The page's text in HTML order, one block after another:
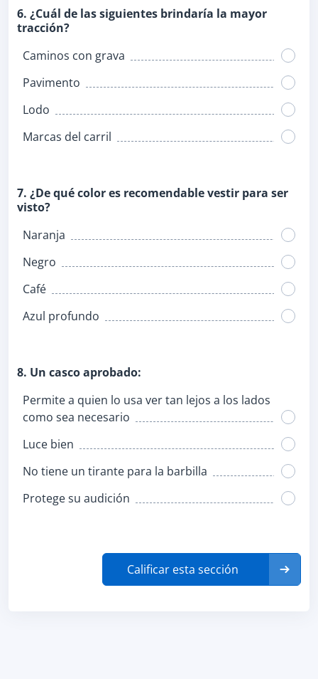
6. ¿Cuál de las siguientes brindaría la mayor
tracción?
Caminos con grava
Pavimento
Lodo
Marcas del carril
7. ¿De qué color es recomendable vestir para ser
visto?
Naranja
Negro
Café
Azul profundo
8. Un casco aprobado:
Permite a quien lo usa ver tan lejos a los lados
como sea necesario
Luce bien
No tiene un tirante para la barbilla
Protege su audición
Calificar esta sección